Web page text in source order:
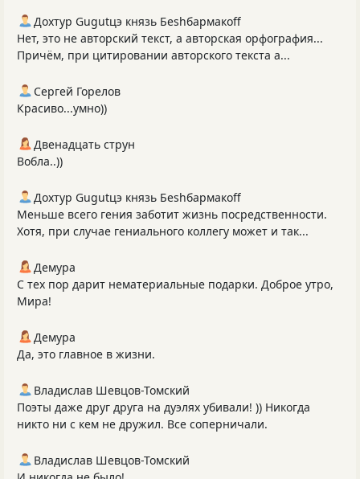
Дохтур Gugutцэ князь Беshбармакоff
Нет, это не авторский текст, а авторская орфография...
Причём, при цитировании авторского текста а...
Сергей Горелов
Красиво...умно))
Двенадцать струн
Вобла..))
Дохтур Gugutцэ князь Беshбармакоff
Меньше всего гения заботит жизнь посредственности.
Хотя, при случае гениального коллегу может и так...
Демура
С тех пор дарит нематериальные подарки. Доброе утро,
Мира!
Демура
Да, это главное в жизни.
Владислав Шевцов-Томский
Поэты даже друг друга на дуэлях убивали! )) Никогда
никто ни с кем не дружил. Все соперничали.
Владислав Шевцов-Томский